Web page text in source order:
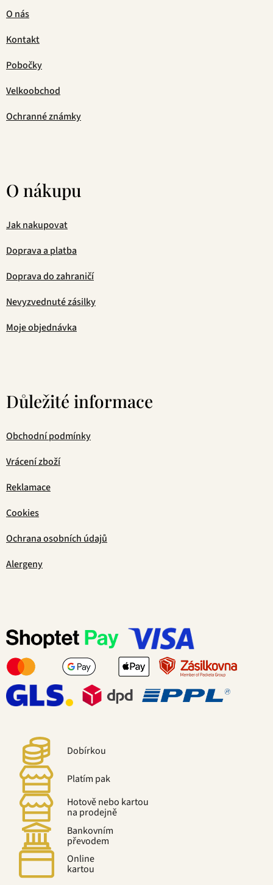
O nás
Kontakt
Pobočky
Velkoobchod
Ochranné známky
O nákupu
Jak nakupovat
Doprava a platba
Doprava do zahraničí
Nevyzvednuté zásilky
Moje objednávka
Důležité informace
Obchodní podmínky
Vrácení zboží
Reklamace
Cookies
Ochrana osobních údajů
Alergeny
Dobírkou
Platím pak
Hotově nebo kartou
na prodejně
Bankovním
převodem
Online
kartou